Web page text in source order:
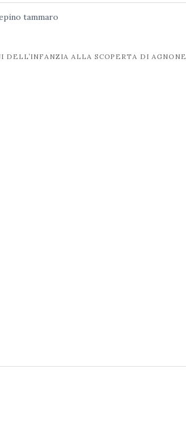
tammaro
DELL’INFANZIA ALLA SCOPERTA DI AGNONE